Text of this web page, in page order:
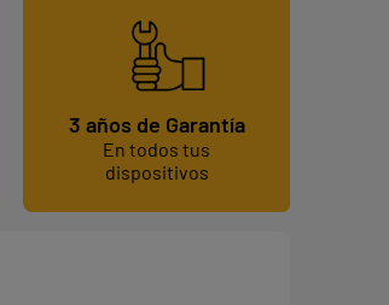
3 años de Garantía
En todos tus
dispositivos